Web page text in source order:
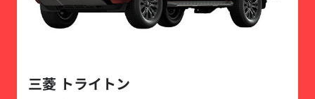
三菱 トライトン